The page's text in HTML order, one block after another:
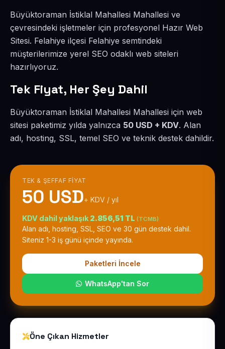
Büyüktoraman İstiklal Mahallesi Mahallesi ve
çevresindeki işletmeler için profesyonel Hazır Web
Sitesi. Felahiye ilçesi Felahiye semtindeki
müşterilerimize yerel SEO odaklı web siteleri
hazırlıyoruz.
Tek Fiyat, Her Şey Dahil
Büyüktoraman İstiklal Mahallesi Mahallesi için web
sitesi paketimiz yılda yalnızca 50 USD + KDV. Alan
adı, hosting, SSL, temel SEO ve teknik destek dahildir.
TEK & ŞEFFAF FIYAT
50 USD+ KDV / yıl
KDV dahil yaklaşık 2.856,51 TL (TCMB)
Alan adı, hosting, SSL, SEO ve 30 gün destek dahil.
Siteniz 1-3 iş günü içinde yayında.
Paketleri İncele
WhatsApp'tan Sor
Öne Çıkan Hizmetler